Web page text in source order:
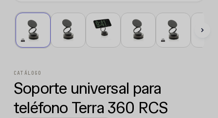
CATÁLOGO
Soporte universal para
teléfono Terra 360 RCS